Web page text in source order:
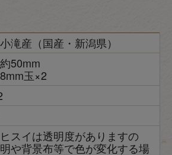
滝産（国産・新潟県）
50mm
玉×2
スイは透明度がありますの
や背景布等で色が変化する場